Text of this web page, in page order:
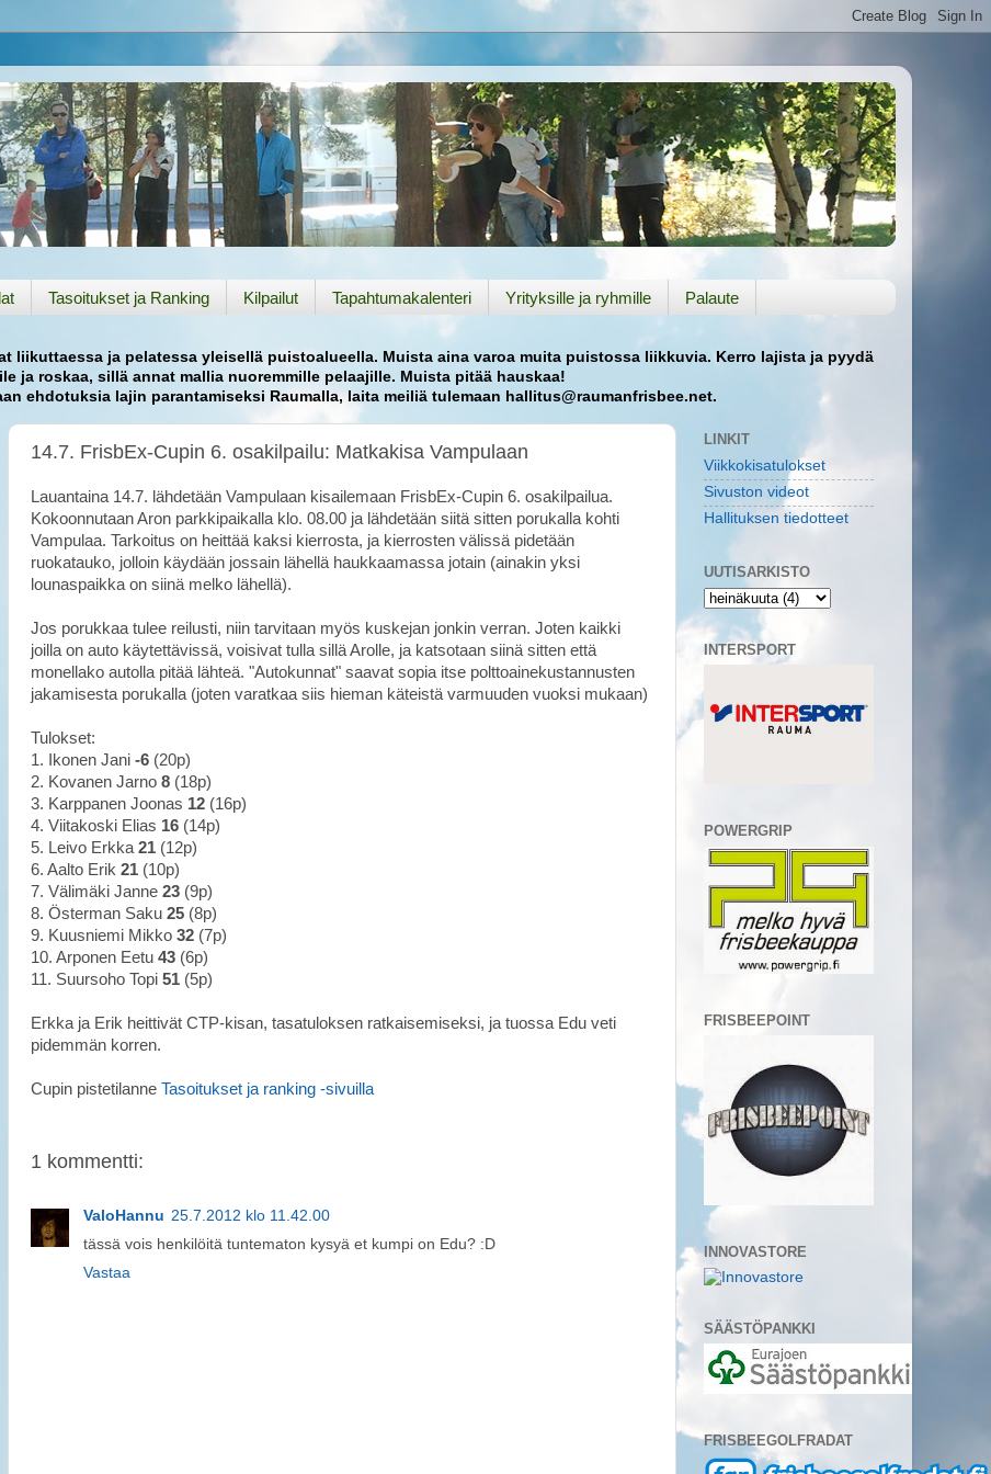
Tasoitukset ja Ranking Kilpailut Tapahtumakalenteri Yrityksille ja ryhmille Palaute
liikuttaessa ja pelatessa yleisellä puistoalueella. Muista aina varoa muita puistossa liikkuvia. Kerro lajista ja pyydä
ja roskaa, sillä annat mallia nuoremmille pelaajille. Muista pitää hauskaa!
ehdotuksia lajin parantamiseksi Raumalla, laita meiliä tulemaan hallitus@raumanfrisbee.net.
14.7. FrisbEx-Cupin 6. osakilpailu: Matkakisa Vampulaan
Lauantaina 14.7. lähdetään Vampulaan kisailemaan FrisbEx-Cupin 6. osakilpailua.
Kokoonnutaan Aron parkkipaikalla klo. 08.00 ja lähdetään siitä sitten porukalla kohti
Vampulaa. Tarkoitus on heittää kaksi kierrosta, ja kierrosten välissä pidetään
ruokatauko, jolloin käydään jossain lähellä haukkaamassa jotain (ainakin yksi
lounaspaikka on siinä melko lähellä).
Jos porukkaa tulee reilusti, niin tarvitaan myös kuskejan jonkin verran. Joten kaikki
joilla on auto käytettävissä, voisivat tulla sillä Arolle, ja katsotaan siinä sitten että
monellako autolla pitää lähteä. "Autokunnat" saavat sopia itse polttoainekustannusten
jakamisesta porukalla (joten varatkaa siis hieman käteistä varmuuden vuoksi mukaan)
Tulokset:
1. Ikonen Jani -6 (20p)
2. Kovanen Jarno 8 (18p)
3. Karppanen Joonas 12 (16p)
4. Viitakoski Elias 16 (14p)
5. Leivo Erkka21 (12p)
6. Aalto Erik 21 (10p)
7. Välimäki Janne 23 (9p)
8. Österman Saku 25 (8p)
9. Kuusniemi Mikko 32 (7p)
10. Arponen Eetu 43 (6p)
11. Suursoho Topi 51 (5p)
Erkka ja Erik heittivät CTP-kisan, tasatuloksen ratkaisemiseksi, ja tuossa Edu veti
pidemmän korren.
Cupin pistetilanne Tasoitukset ja ranking -sivuilla
1 kommentti:
ValoHannu 25.7.2012 klo 11.42.00
tässä vois henkilöitä tuntematon kysyä et kumpi on Edu? :D
Vastaa
LINKIT
Viikkokisatulokset
Sivuston videot
Hallituksen tiedotteet
UUTISARKISTO
INTERSPORT
POWERGRIP
FRISBEEPOINT
INNOVASTORE
SÄÄSTÖPANKKI
FRISBEEGOLFRADAT